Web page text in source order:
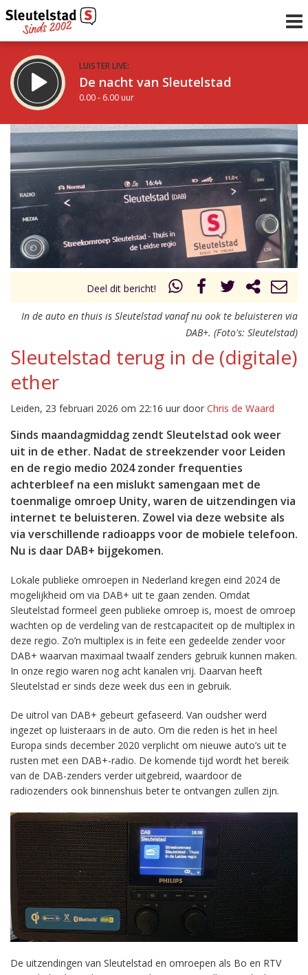
LUISTER LIVE:
De nacht van Sleutelstad
0.00 - 6.00 uur
STRAKS:
De ochtend van Sleutelstad
6.00 - 12.00 uur
Vorig uur
uur 1 van 0 Volgend uur
Deel dit bericht!
In de auto en thuis is Sleutelstad vanaf nu ook te beluisteren via
DAB+. (Foto's: Sleutelstad)
Sleutelstad terug in de (digitale)
ether
Leiden, 23 februari 2026 om 22:16 uur door Chris de Waard
Sinds maandagmiddag zendt Sleutelstad ook weer
uit in de ether. Nadat de streekzender voor Leiden
en de regio medio 2024 zonder frequenties
achterbleef na een mislukt samengaan met de
toenmalige omroep Unity, waren de uitzendingen via
internet te beluisteren. Zowel via deze website als
via verschillende radioapps voor de mobiele telefoon.
Nu is daar DAB+ bijgekomen.
Lokale publieke omroepen in Nederland kregen eind 2024 de
mogelijkheid om via DAB+ uit te gaan zenden. Omdat
Sleutelstad formeel geen publieke omroep is, moest de omroep
wachten op de verdeling van de restcapaciteit op de multiplex in
deze regio. Zo’n multiplex is in feite een gedeelde zender voor
DAB+ waarvan maximaal twaalf zenders gebruik kunnen maken.
In onze regio waren nog acht kanalen vrij. Daarvan heeft
Sleutelstad er sinds deze week dus een in gebruik.
De uitrol van DAB+ gebeurt gefaseerd. Van oudsher werd
ingezet op luisteraars in de auto. Om die reden is het in heel
Europa sinds december 2020 verplicht om nieuwe auto’s uit te
rusten met een DAB+-radio. De komende tijd wordt het bereik
van de DAB-zenders verder uitgebreid, waardoor de
radiozenders ook binnenshuis beter te ontvangen zullen zijn.
De uitzendingen van Sleutelstad en omroepen als Bo en RTV